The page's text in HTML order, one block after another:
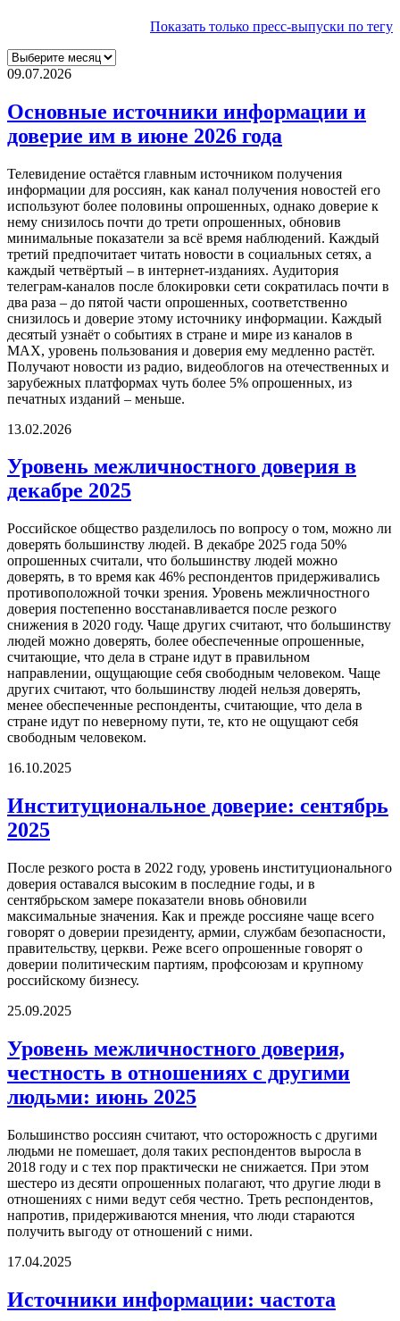
Показать только пресс-выпуски по тегу
09.07.2026
Основные источники информации и
доверие им в июне 2026 года
Телевидение остаётся главным источником получения
информации для россиян, как канал получения новостей его
используют более половины опрошенных, однако доверие к
нему снизилось почти до трети опрошенных, обновив
минимальные показатели за всё время наблюдений. Каждый
третий предпочитает читать новости в социальных сетях, а
каждый четвёртый – в интернет-изданиях. Аудитория
телеграм-каналов после блокировки сети сократилась почти в
два раза – до пятой части опрошенных, соответственно
снизилось и доверие этому источнику информации. Каждый
десятый узнаёт о событиях в стране и мире из каналов в
МАХ, уровень пользования и доверия ему медленно растёт.
Получают новости из радио, видеоблогов на отечественных и
зарубежных платформах чуть более 5% опрошенных, из
печатных изданий – меньше.
13.02.2026
Уровень межличностного доверия в
декабре 2025
Российское общество разделилось по вопросу о том, можно ли
доверять большинству людей. В декабре 2025 года 50%
опрошенных считали, что большинству людей можно
доверять, в то время как 46% респондентов придерживались
противоположной точки зрения. Уровень межличностного
доверия постепенно восстанавливается после резкого
снижения в 2020 году. Чаще других считают, что большинству
людей можно доверять, более обеспеченные опрошенные,
считающие, что дела в стране идут в правильном
направлении, ощущающие себя свободным человеком. Чаще
других считают, что большинству людей нельзя доверять,
менее обеспеченные респонденты, считающие, что дела в
стране идут по неверному пути, те, кто не ощущают себя
свободным человеком.
16.10.2025
Институциональное доверие: сентябрь
2025
После резкого роста в 2022 году, уровень институционального
доверия оставался высоким в последние годы, и в
сентябрьском замере показатели вновь обновили
максимальные значения. Как и прежде россияне чаще всего
говорят о доверии президенту, армии, службам безопасности,
правительству, церкви. Реже всего опрошенные говорят о
доверии политическим партиям, профсоюзам и крупному
российскому бизнесу.
25.09.2025
Уровень межличностного доверия,
честность в отношениях с другими
людьми: июнь 2025
Большинство россиян считают, что осторожность с другими
людьми не помешает, доля таких респондентов выросла в
2018 году и с тех пор практически не снижается. При этом
шестеро из десяти опрошенных полагают, что другие люди в
отношениях с ними ведут себя честно. Треть респондентов,
напротив, придерживаются мнения, что люди стараются
получить выгоду от отношений с ними.
17.04.2025
Источники информации: частота